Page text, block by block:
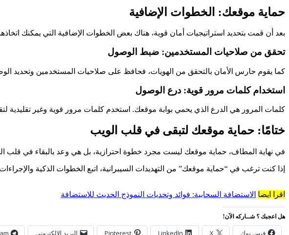
حماية موقعك: الخطوات الإضافية
بعد أن قمت بتحديد استراتيجيات أمان قوية، هناك بعض الخطوات الإضافية التي يمكنك
تحقق من صلاحيات المستخدمين: ضبط الوصول
كما يقوم حارس الأمان بالتحقق من الهويات، فحافظ على صلاحيات المستخدمين وتحديد
استخدام كلمات مرور قوية: درع الوصول
كلمات المرور هي الدرع الذي يحمي بوابة موقعك. استخدم كلمات مرور قوية وغير تقليدية
ختامًا: حماية موقعك لتبقى في قلب الويب
في نهاية المطاف، حماية موقعك ليست مجرد خطوة احترازية، بل هي وعد بالبقاء في قلب
إذا كنت ترغب في “حماية موقعك” من التهديدات السيبرانية، اتبع الخطوات الذكية
اقرا ايضا الاستضافة السحابية: فوائد وتحديات النموذج الحديث للاستضافة
هل اعجبك ؟ شــاركه الآن!
فيس بوك X
LinkedIn
Pinterest البريد الإلكتروني